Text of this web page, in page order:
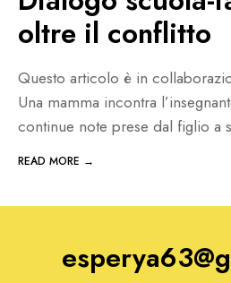
oltre il conflitto
Questo articolo è in
Una mamma incontra
continue note prese dal figlio a
READ MORE →